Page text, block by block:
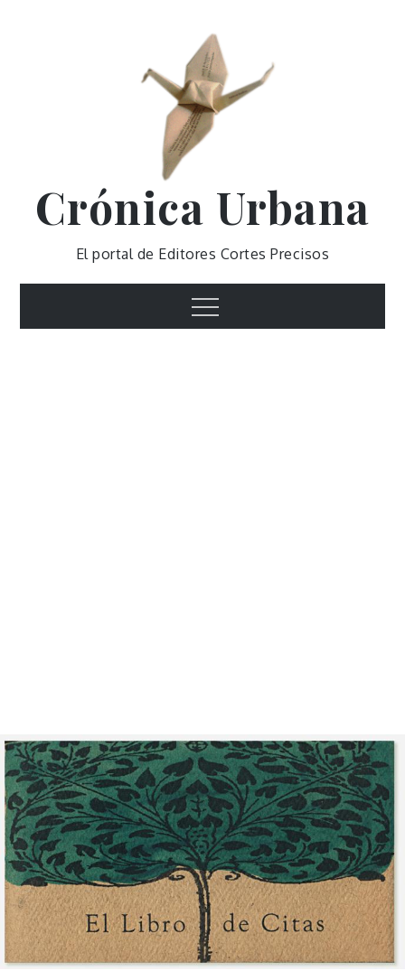
Crónica Urbana
El portal de Editores Cortes Precisos
Menu